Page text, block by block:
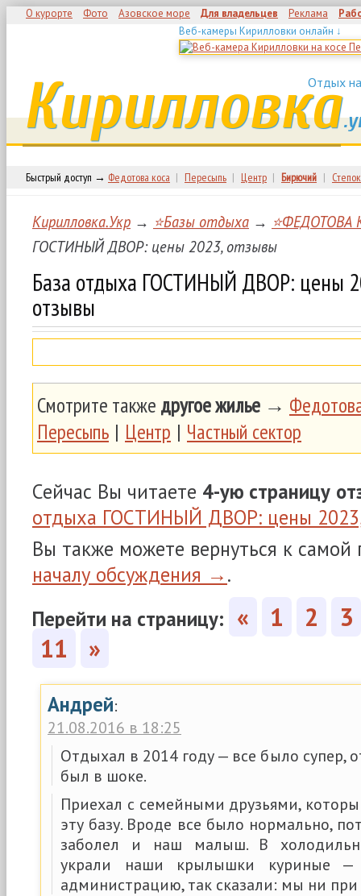
О курорте Фото Азовское море Для владельцев Реклама
Веб-камеры Кирилловки онлайн ↓
Отдых
Кирилловка
Быстрый доступ → Федотова коса | Пересыпь | Центр | Бирючий | Степок
Кирилловка.Укр → ⭐Базы отдыха → ⭐ФЕДОТОВА
ГОСТИНЫЙ ДВОР: цены 2023, отзывы
База отдыха ГОСТИНЫЙ ДВОР: цены
отзывы
Смотрите также другое жилье →
Пересыпь | Центр | Частный сектор
Сейчас Вы читаете 4-ую страницу
отдыха ГОСТИНЫЙ ДВОР: цены
Вы также можете вернуться к самой
началу обсуждения →.
Перейти на страницу: « 1 2
3
11
»
Андрей:
21.08.2016 в 18:25
Отдыхал в 2014 году — все было супер,
был в шоке.
Приехал с семейными друзьями,
эту базу. Вроде все было нормально,
заболел и наш малыш. В
украли наши крылышки куриные
администрацию, так сказали: мы ни